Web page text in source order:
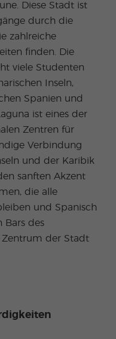
Diese Stadt ist
durch die
zahlreiche
finden. Die
viele Studenten
Inseln,
Spanien und
ist eines der
Zentren für
Verbindung
und der Karibik
sanften Akzent
die alle
und Spanisch
Bars des
Zentrum der Stadt